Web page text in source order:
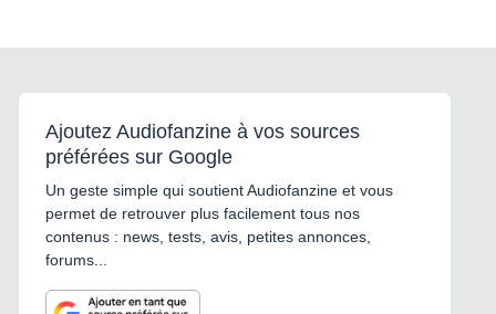
Ajoutez Audiofanzine à vos sources
préférées sur Google
Un geste simple qui soutient Audiofanzine et vous
permet de retrouver plus facilement tous nos
contenus : news, tests, avis, petites annonces,
forums...